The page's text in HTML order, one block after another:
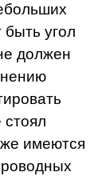
угол
должен
стоял
имеются